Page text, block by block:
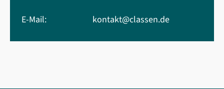
E-Mail: kontakt@classen.de